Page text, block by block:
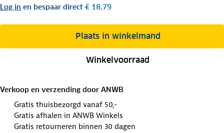
Log in en bespaar direct € 18,79
Plaats in winkelmand
Winkelvoorraad
Verkoop en verzending door ANWB
Gratis thuisbezorgd vanaf 50,-
Gratis afhalen in ANWB Winkels
Gratis retourneren binnen 30 dagen